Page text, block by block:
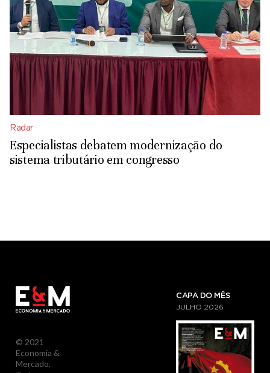
Radar
Especialistas debatem modernização do
sistema tributário em congresso
© 2021
Economia &
Mercado.
CAPA DO MÊS
JULHO 2026